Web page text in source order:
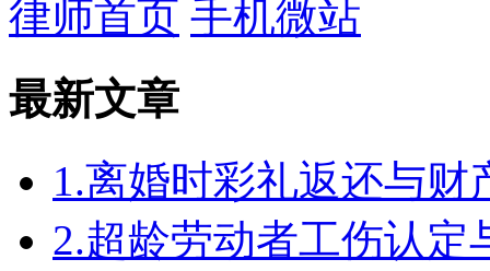
律师首页 手机微站
最新文章
1.离婚时彩礼返还与财
2.超龄劳动者工伤认定